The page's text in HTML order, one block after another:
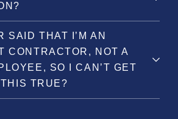
SAID THAT I’M AN
CONTRACTOR, NOT A
SO I CAN’T GET
TRUE?